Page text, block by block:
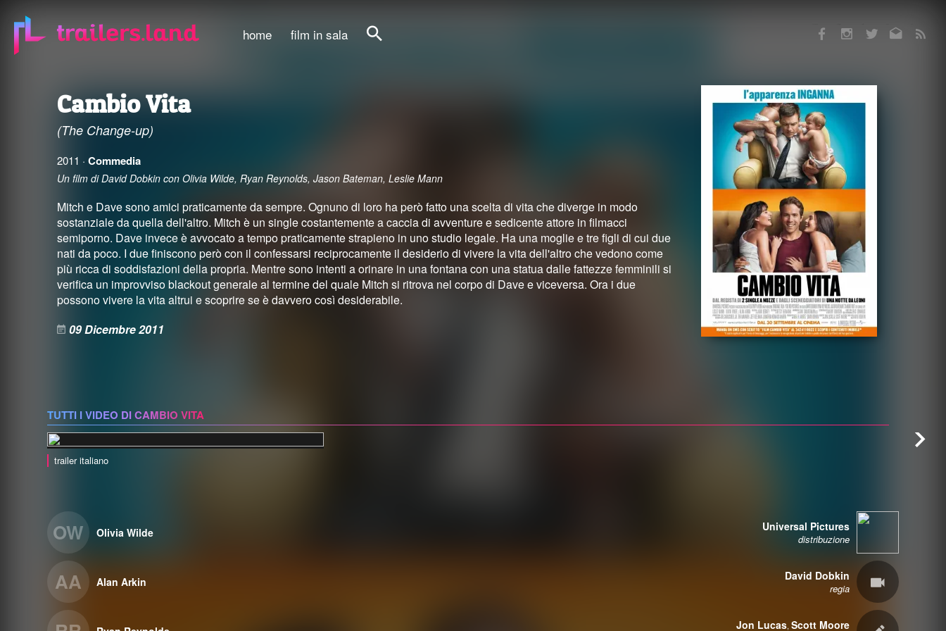
home film in sala
Cambio Vita
(The Change-up)
2011 · Commedia
Un film di David Dobkin con Olivia Wilde, Ryan Reynolds, Jason Bateman, Leslie Mann
Mitch e Dave sono amici praticamente da sempre. Ognuno di loro ha però fatto una scelta di vita che diverge in modo
sostanziale da quella dell'altro. Mitch è un single costantemente a caccia di avventure e sedicente attore in filmacci
semiporno. Dave invece è avvocato a tempo praticamente strapieno in uno studio legale. Ha una moglie e tre figli di cui due
nati da poco. I due finiscono però con il confessarsi reciprocamente il desiderio di vivere la vita dell'altro che vedono come
più ricca di soddisfazioni della propria. Mentre sono intenti a orinare in una fontana con una statua dalle fattezze femminili si
verifica un improvviso blackout generale al termine del quale Mitch si ritrova nel corpo di Dave e viceversa. Ora i due
possono vivere la vita altrui e scoprire se è davvero così desiderabile.
09 Dicembre 2011
TUTTI I VIDEO DI CAMBIO VITA
trailer italiano
OW Olivia Wilde
AA Alan Arkin
Universal Pictures
distribuzione
David Dobkin
regia
Jon Lucas,Scott Moore